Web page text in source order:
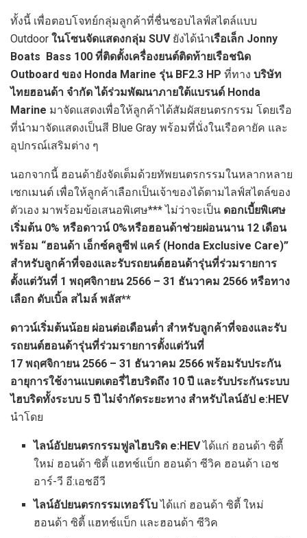
ทั้งนี้ เพื่อตอบโจทย์กลุ่มลูกค้าที่ชื่นชอบไลฟ์สไตล์แบบ
Outdoor ในโซนจัดแสดงกลุ่ม SUV ยังได้นำเรือเล็ก Jonny
Boats Bass 100 ที่ติดตั้งเครื่องยนต์ติดท้ายเรือชนิด
Outboard ของ Honda Marine รุ่น BF2.3 HP ที่ทาง บริษัท
ไทยฮอนด้า จำกัด ได้ร่วมพัฒนาภายใต้แบรนด์ Honda
Marine มาจัดแสดงเพื่อให้ลูกค้าได้สัมผัสยนตรกรรม โดยเรือ
ที่นำมาจัดแสดงเป็นสี Blue Gray พร้อมที่นั่งในเรือคายัค และ
อุปกรณ์เสริมต่าง ๆ
นอกจากนี้ ฮอนด้ายังจัดเต็มด้วยทัพยนตรกรรมในหลากหลาย
เซกเมนต์ เพื่อให้ลูกค้าเลือกเป็นเจ้าของได้ตามไลฟ์สไตล์ของ
ตัวเอง มาพร้อมข้อเสนอพิเศษ*** ไม่ว่าจะเป็น ดอกเบี้ยพิเศษ
เริ่มต้น 0% หรือดาวน์ 0%หรือฮอนด้าช่วยผ่อนนาน 12 เดือน
พร้อม “ฮอนด้า เอ็กซ์คลูซีฟ แคร์ (Honda Exclusive Care)”
สำหรับลูกค้าที่จองและรับรถยนต์ฮอนด้ารุ่นที่ร่วมรายการ
ตั้งแต่วันที่ 1 พฤศจิกายน 2566 – 31 ธันวาคม 2566 หรือทาง
เลือก ดับเบิ้ล สไมล์ พลัส**
ดาวน์เริ่มต้นน้อย ผ่อนต่อเดือนต่ำ สำหรับลูกค้าที่จองและรับ
รถยนต์ฮอนด้ารุ่นที่ร่วมรายการตั้งแต่วันที่
17 พฤศจิกายน 2566 – 31 ธันวาคม 2566 พร้อมรับประกัน
อายุการใช้งานแบตเตอรี่ไฮบริดถึง 10 ปี และรับประกันระบบ
ไฮบริดทั้งระบบ 5 ปี ไม่จำกัดระยะทาง สำหรับไลน์อัป e:HEV
นำโดย
ไลน์อัปยนตรกรรมฟูลไฮบริด e:HEVได้แก่ ฮอนด้า ซิตี้
ใหม่ ฮอนด้า ซิตี้ แฮทช์แบ็ก ฮอนด้า ซีวิค ฮอนด้า เอช
อาร์-วี อี:เอชอีวี
ไลน์อัปยนตรกรรมเทอร์โบได้แก่ ฮอนด้า ซิตี้ ใหม่
ฮอนด้า ซิตี้ แฮทช์แบ็ก และฮอนด้า ซีวิค